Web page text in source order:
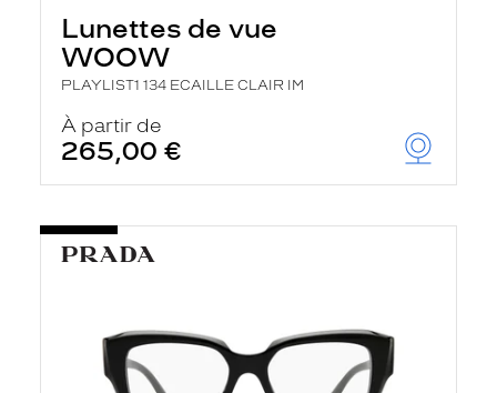
Lunettes de vue
WOOW
PLAYLIST1 134 ECAILLE CLAIR IM
À partir de
265,00 €